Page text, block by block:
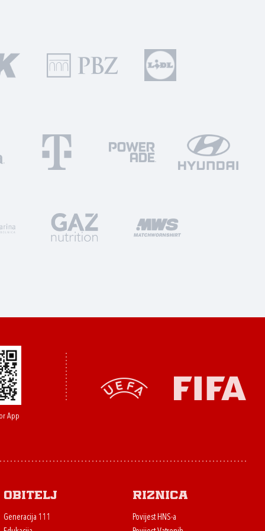
App
Obitelj
Generacija 111
Riznica
Povijest HNS-a